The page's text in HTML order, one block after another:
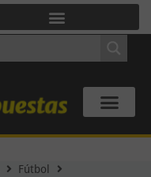
Fútbol